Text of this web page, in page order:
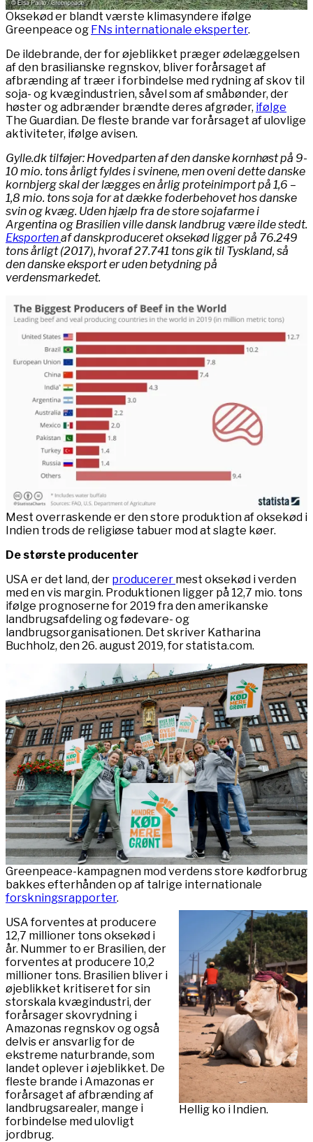
Oksekød er blandt værste klimasyndere ifølge
Greenpeace og FNs internationale eksperter.
De ildebrande, der for øjeblikket præger ødelæggelsen
af den brasilianske regnskov, bliver forårsaget af
afbrænding af træer i forbindelse med rydning af skov til
soja- og kvægindustrien, såvel som af småbønder, der
høster og adbrænder brændte deres afgrøder, ifølge
The Guardian. De fleste brande var forårsaget af ulovlige
aktiviteter, ifølge avisen.
Gylle.dk tilføjer: Hovedparten af den danske kornhøst på 9-
10 mio. tons årligt fyldes i svinene, men oveni dette danske
kornbjerg skal der lægges en årlig proteinimport på 1,6 –
1,8 mio. tons soja for at dække foderbehovet hos danske
svin og kvæg. Uden hjælp fra de store sojafarme i
Argentina og Brasilien ville dansk landbrug være ilde stedt.
Eksportenaf danskproduceret oksekød ligger på 76.249
tons årligt (2017), hvoraf 27.741 tons gik til Tyskland, så
den danske eksport er uden betydning på
verdensmarkedet.
Mest overraskende er den store produktion af oksekød i
Indien trods de religiøse tabuer mod at slagte køer.
De største producenter
USA er det land, der producerer mest oksekød i verden
med en vis margin. Produktionen ligger på 12,7 mio. tons
ifølge prognoserne for 2019 fra den amerikanske
landbrugsafdeling og fødevare- og
landbrugsorganisationen. Det skriver Katharina
Buchholz, den 26. august 2019, for statista.com.
Greenpeace-kampagnen mod verdens store kødforbrug
bakkes efterhånden op af talrige internationale
forskningsrapporter.
Hellig ko i Indien.
USA forventes at producere
12,7 millioner tons oksekød i
år. Nummer to er Brasilien, der
forventes at producere 10,2
millioner tons. Brasilien bliver i
øjeblikket kritiseret for sin
storskala kvægindustri, der
forårsager skovrydning i
Amazonas regnskov og også
delvis er ansvarlig for de
ekstreme naturbrande, som
landet oplever i øjeblikket. De
fleste brande i Amazonas er
forårsaget af afbrænding af
landbrugsarealer, mange i
forbindelse med ulovligt
jordbrug.